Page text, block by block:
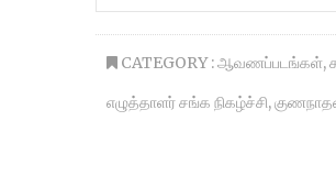
CATEGORY :ஆவணப்படங்கள்,
எழுத்தாளர் சங்க நிகழ்ச்சி,